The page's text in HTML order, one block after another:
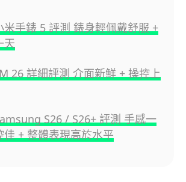
米手錶 5 評測 錶身輕佩戴舒服 +
天
26 詳細評測 介面新鮮 + 操控上
S26 / S26+ 評測 手感一
佳 + 整體表現高於水平